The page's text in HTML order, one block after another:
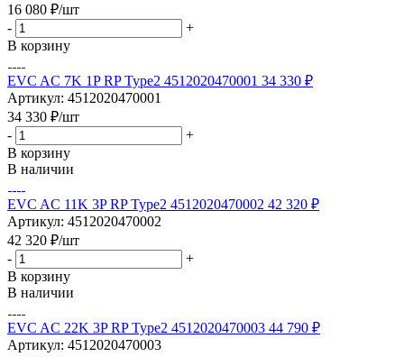
16 080 ₽/шт
-
+
В корзину
EVC AC 7K 1P RP Type2 4512020470001 34 330 ₽
Артикул: 4512020470001
34 330 ₽/шт
-
+
В корзину
В наличии
EVC AC 11K 3P RP Type2 4512020470002 42 320 ₽
Артикул: 4512020470002
42 320 ₽/шт
-
+
В корзину
В наличии
EVC AC 22K 3P RP Type2 4512020470003 44 790 ₽
Артикул: 4512020470003